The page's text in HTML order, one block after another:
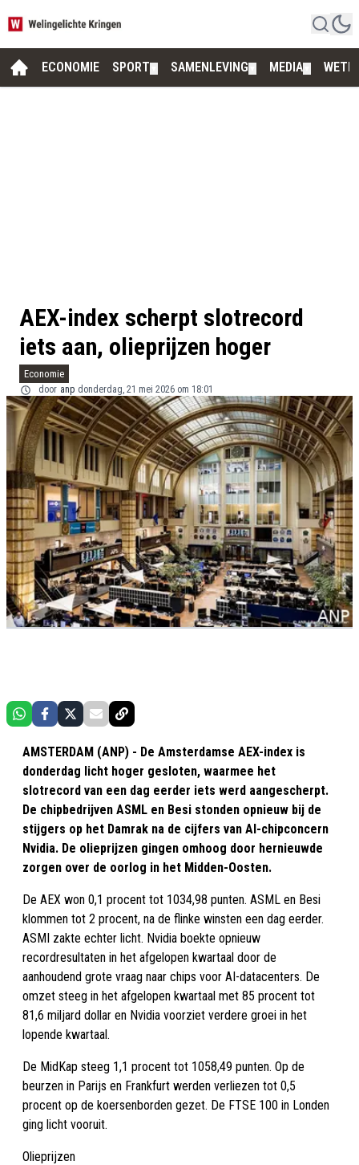
ECONOMIE SPORT SAMENLEVING MEDIA
AEX-index scherpt slotrecord
iets aan, olieprijzen hoger
Economie
door anp donderdag, 21 mei 2026 om 18:01
AMSTERDAM (ANP) - De Amsterdamse AEX-index is
donderdag licht hoger gesloten, waarmee het
slotrecord van een dag eerder iets werd aangescherpt.
De chipbedrijven ASML en Besi stonden opnieuw bij de
stijgers op het Damrak na de cijfers van AI-chipconcern
Nvidia. De olieprijzen gingen omhoog door hernieuwde
zorgen over de oorlog in het Midden-Oosten.
De AEX won 0,1 procent tot 1034,98 punten. ASML en Besi
klommen tot 2 procent, na de flinke winsten een dag eerder.
ASMI zakte echter licht. Nvidia boekte opnieuw
recordresultaten in het afgelopen kwartaal door de
aanhoudend grote vraag naar chips voor AI-datacenters. De
omzet steeg in het afgelopen kwartaal met 85 procent tot
81,6 miljard dollar en Nvidia voorziet verdere groei in het
lopende kwartaal.
De MidKap steeg 1,1 procent tot 1058,49 punten. Op de
beurzen in Parijs en Frankfurt werden verliezen tot 0,5
procent op de koersenborden gezet. De FTSE 100 in Londen
ging licht vooruit.
Olieprijzen